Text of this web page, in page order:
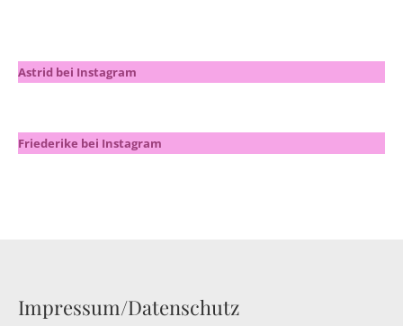
Astrid bei Instagram
Friederike bei Instagram
Impressum/Datenschutz